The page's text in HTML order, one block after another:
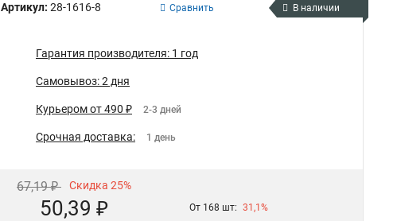
Артикул: 28-1616-8 Сравнить В наличии
Гарантия производителя: 1 год
Самовывоз: 2 дня
Курьером от 490 ₽ 2-3 дней
Срочная доставка: 1 день
67,19 ₽ Скидка 25%
50,39 ₽ От 168 шт: 31,1%